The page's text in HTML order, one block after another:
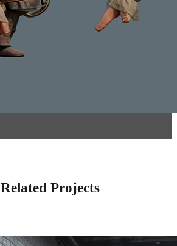
Related Projects